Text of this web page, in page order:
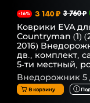
-16% 3 140 ₽ 3 760 ₽
Коврики EVA
Countryman (1)
2016)
дв., комплект,
5-ти местный,
Внедорожник 5
В корзину